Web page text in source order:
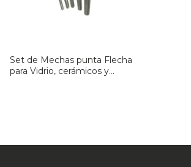
Set de Mechas punta Flecha
para Vidrio, cerámicos y